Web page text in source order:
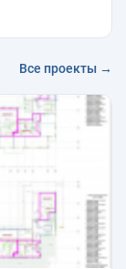
Все проекты →